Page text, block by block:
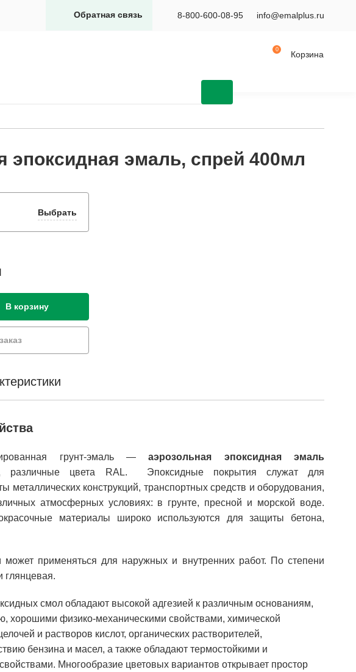
8-800-600-08-95 info@emalplus.ru
Обратная связь
Корзина
эпоксидная эмаль, спрей 400мл
Выбрать
В корзину
грунт-эмаль —аэрозольная эпоксидная эмаль
различные цвета RAL. Эпоксидные покрытия служат для
металлических конструкций, транспортных средств и оборудования,
атмосферных условиях: в грунте, пресной и морской воде.
материалы широко используются для защиты бетона,
может применяться для наружных и внутренних работ. По степени
глянцевая.
смол обладают высокой адгезией к различным основаниям,
хорошими физико-механическими свойствами, химической
и растворов кислот, органических растворителей,
бензина и масел, а также обладают термостойкими и
Многообразие цветовых вариантов открывает простор